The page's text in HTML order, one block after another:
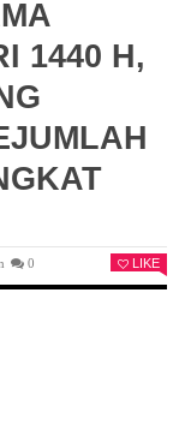
1440 H,
0 LIKE